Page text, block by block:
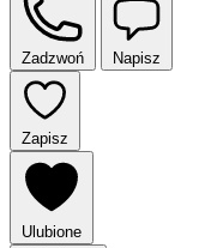
Zadzwoń Napisz
Zapisz
Ulubione